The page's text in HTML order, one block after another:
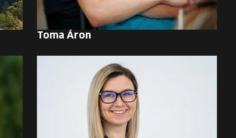
Toma Áron